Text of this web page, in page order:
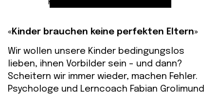
«Kinder brauchen keine perfekten Eltern»
Wir wollen unsere Kinder bedingungslos
lieben, ihnen Vorbilder sein – und dann?
Scheitern wir immer wieder, machen Fehler.
Psychologe und Lerncoach Fabian Grolimund